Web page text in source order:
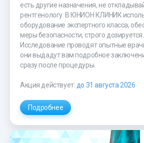
есть другие назначения, не
рентгенологу. В ЮНИОН КЛИНИК
оборудование экспертного класса,
меры безопасности, строго дозируется
Исследование проводят опытные
они выдадут вам подробное
сразу после процедуры.
Акция действует: до 31 августа 2026
Подробнее